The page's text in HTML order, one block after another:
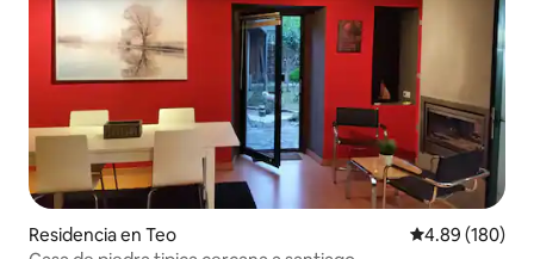
Residencia en Teo Calificación
4.89 (180)